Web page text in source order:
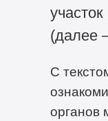
(далее
С
органов